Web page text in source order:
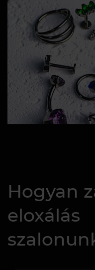
Hogyan
eloxálás